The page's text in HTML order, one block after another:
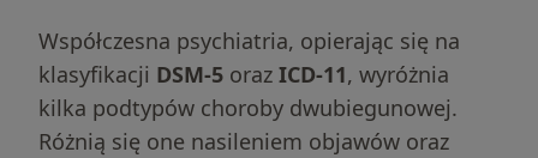
Współczesna psychiatria, opierając się na
klasyfikacji DSM-5 oraz ICD-11, wyróżnia
kilka podtypów choroby dwubiegunowej.
Różnią się one nasileniem objawów oraz